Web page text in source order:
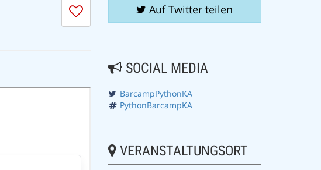
Ich
mag
nicht
Auf Twitter teilen
SOCIAL MEDIA
BarcampPythonKA
PythonBarcampKA
VERANSTALTUNGSORT